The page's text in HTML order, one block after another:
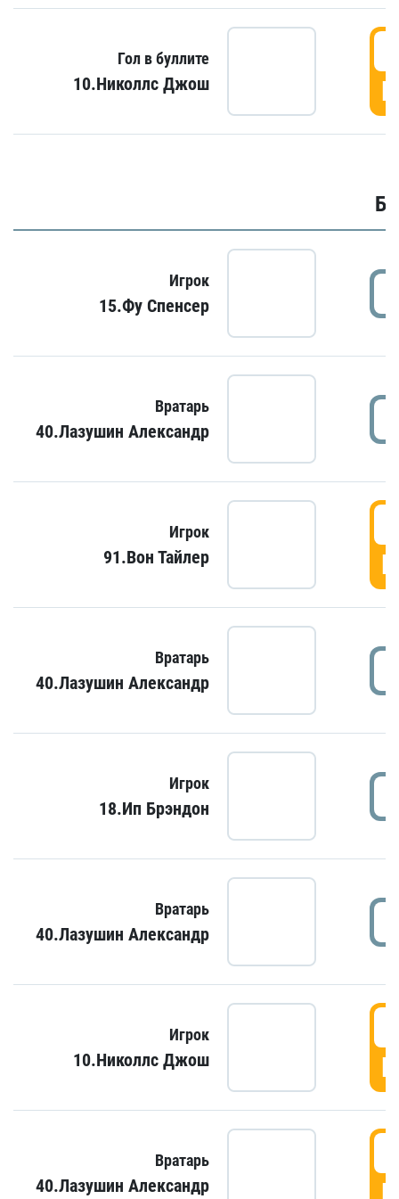
Гол в буллите
10.Николлс Джош
Игрок
15.Фу Спенсер
Вратарь
40.Лазушин Александр
Игрок
91.Вон Тайлер
Вратарь
40.Лазушин Александр
Игрок
18.Ип Брэндон
Вратарь
40.Лазушин Александр
Игрок
10.Николлс Джош
Вратарь
40.Лазушин Александр